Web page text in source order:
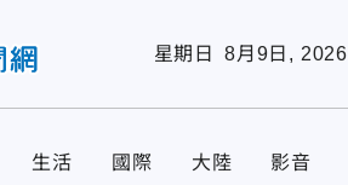
星期日 8月9日, 2026
生活 國際 大陸 影音